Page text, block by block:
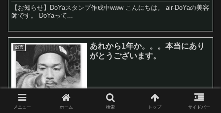
【お知らせ】DoYaスタンプ作成中www こんにちは。 air-DoYaの美容
師です。 DoYaって...
戯言
あれから1年か。。。本当にあり
がとうございます。
メニュー ホーム 検索 トップ サイドバー